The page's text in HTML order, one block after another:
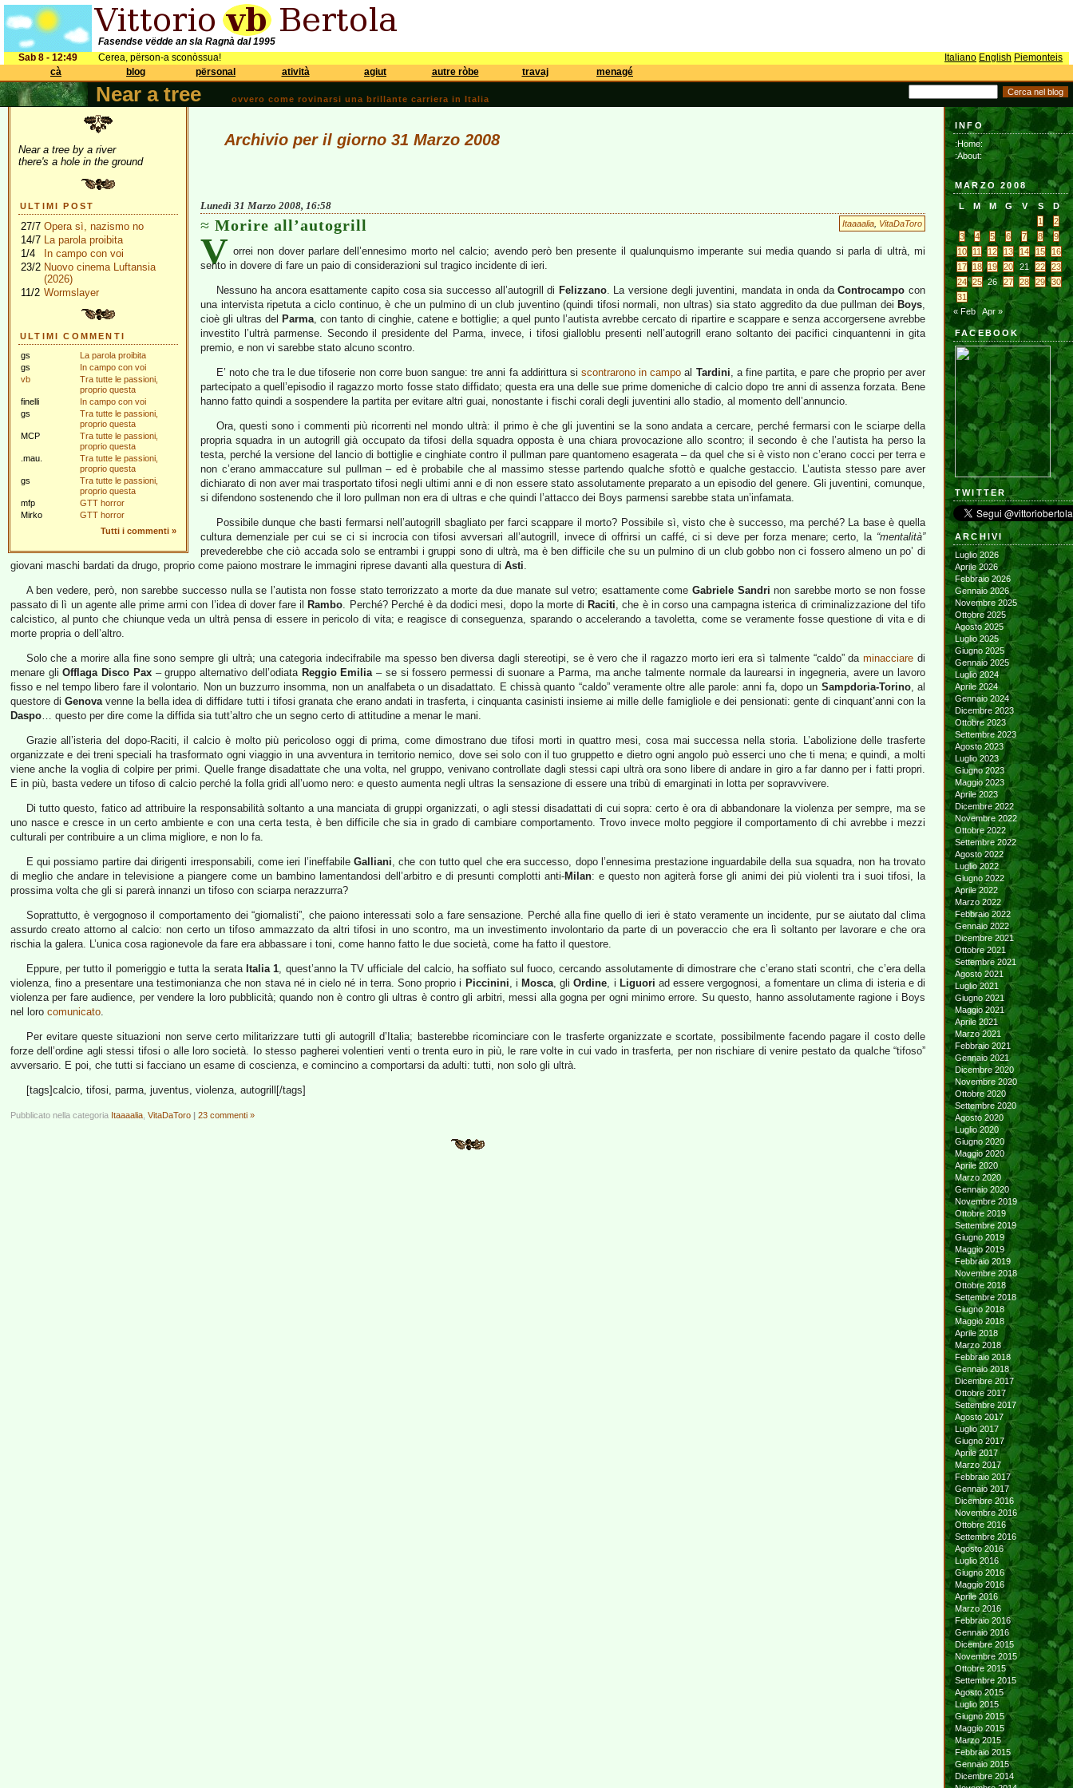
Fasendse vëdde an sla Ragnà dal 1995
Sab 8 - 12:49
Cerea, përson-a sconòssua! Italiano English Piemonteis
cà
blog përsonal atività agiut autre ròbe travaj menagé
Near a tree ovvero come rovinarsi una brillante carriera in Italia
Near a tree by a river
there's a hole in the ground
ULTIMI POST
27/7 Opera sì, nazismo no
14/7 La parola proibita
1/4
In campo con voi
23/2 Nuovo cinema Luftansia
(2026)
11/2 Wormslayer
ULTIMI COMMENTI
gs
La parola proibita
gs
In campo con voi
vb
Tra tutte le passioni,
proprio questa
finelli
In campo con voi
gs
Tra tutte le passioni,
proprio questa
MCP
Tra tutte le passioni,
proprio questa
.mau.
Tra tutte le passioni,
proprio questa
gs
Tra tutte le passioni,
proprio questa
mfp
GTT horror
Mirko
GTT horror
Tutti i commenti »
Archivio per il giorno 31 Marzo 2008
Lunedì 31 Marzo 2008, 16:58
Itaaaalia VitaDaToro
Morire all’autogrill
V orrei non dover parlare dell’ennesimo morto nel calcio; avendo però ben presente il qualunquismo imperante sui media quando si parla di ultrà, mi
sento in dovere di fare un paio di considerazioni sul tragico incidente di ieri.
Nessuno ha ancora esattamente capito cosa sia successo all’autogrill di Felizzano. La versione degli juventini, mandata in onda daControcampo con
una intervista ripetuta a ciclo continuo, è che un pulmino di un club juventino (quindi tifosi normali, non ultras) sia stato aggredito da due pullman dei Boys,
cioè gli ultras del Parma, con tanto di cinghie, catene e bottiglie; a quel punto l’autista avrebbe cercato di ripartire e scappare e senza accorgersene avrebbe
investito l’ultrà parmense. Secondo il presidente del Parma, invece, i tifosi gialloblu presenti nell’autogrill erano soltanto dei pacifici cinquantenni in gita
premio, e non vi sarebbe stato alcuno scontro.
E’ noto che tra le due tifoserie non corre buon sangue: tre anni fa addirittura si scontrarono in campo al Tardini, a fine partita, e pare che proprio per aver
partecipato a quell’episodio il ragazzo morto fosse stato diffidato; questa era una delle sue prime domeniche di calcio dopo tre anni di assenza forzata. Bene
hanno fatto quindi a sospendere la partita per evitare altri guai, nonostante i fischi corali degli juventini allo stadio, al momento dell’annuncio.
Ora, questi sono i commenti più ricorrenti nel mondo ultrà: il primo è che gli juventini se la sono andata a cercare, perché fermarsi con le sciarpe della
propria squadra in un autogrill già occupato da tifosi della squadra opposta è una chiara provocazione allo scontro; il secondo è che l’autista ha perso la
testa, perché la versione del lancio di bottiglie e cinghiate contro il pullman pare quantomeno esagerata – da quel che si è visto non c’erano cocci per terra e
non c’erano ammaccature sul pullman – ed è probabile che al massimo stesse partendo qualche sfottò e qualche gestaccio. L’autista stesso pare aver
dichiarato di non aver mai trasportato tifosi negli ultimi anni e di non essere stato assolutamente preparato a un episodio del genere. Gli juventini, comunque,
si difendono sostenendo che il loro pullman non era di ultras e che quindi l’attacco dei Boys parmensi sarebbe stata un’infamata.
Possibile dunque che basti fermarsi nell’autogrill sbagliato per farci scappare il morto? Possibile sì, visto che è successo, ma perché? La base è quella
cultura demenziale per cui se ci si incrocia con tifosi avversari all’autogrill, invece di offrirsi un caffé, ci si deve per forza menare; certo, la “mentalità”
prevederebbe che ciò accada solo se entrambi i gruppi sono di ultrà, ma è ben difficile che su un pulmino di un club gobbo non ci fossero almeno un po’ di
giovani maschi bardati da drugo, proprio come paiono mostrare le immagini riprese davanti alla questura di Asti.
A ben vedere, però, non sarebbe successo nulla se l’autista non fosse stato terrorizzato a morte da due manate sul vetro; esattamente come Gabriele Sandri non sarebbe morto se non fosse
passato di lì un agente alle prime armi con l’idea di dover fare il
Rambo. Perché? Perché è da dodici mesi, dopo la morte di Raciti, che è in corso una campagna isterica di criminalizzazione del tifo
calcistico, al punto che chiunque veda un ultrà pensa di essere in pericolo di vita; e reagisce di conseguenza, sparando o accelerando a tavoletta, come se veramente fosse questione di vita e di
morte propria o dell’altro.
Solo che a morire alla fine sono sempre gli ultrà; una categoria indecifrabile ma spesso ben diversa dagli stereotipi, se è vero che il ragazzo morto ieri era sì talmente “caldo” daminacciare di
menare gliOfflaga Disco Pax– gruppo alternativo dell’odiata Reggio Emilia– se si fossero permessi di suonare a Parma, ma anche talmente normale da laurearsi in ingegneria, avere un lavoro
fisso e nel tempo libero fare il volontario. Non un buzzurro insomma, non un analfabeta o un disadattato. E chissà quanto “caldo” veramente oltre alle parole: anni fa, dopo un Sampdoria-Torino, al
questore diGenovavenne la bella idea di diffidare tutti i tifosi granata che erano andati in trasferta, i cinquanta casinisti insieme ai mille delle famigliole e dei pensionati: gente di cinquant’anni con la
Daspo… questo per dire come la diffida sia tutt’altro che un segno certo di attitudine a menar le mani.
Grazie all’isteria del dopo-Raciti, il calcio è molto più pericoloso oggi di prima, come dimostrano due tifosi morti in quattro mesi, cosa mai successa nella storia. L’abolizione delle trasferte
organizzate e dei treni speciali ha trasformato ogni viaggio in una avventura in territorio nemico, dove sei solo con il tuo gruppetto e dietro ogni angolo può esserci uno che ti mena; e quindi, a molti
viene anche la voglia di colpire per primi. Quelle frange disadattate che una volta, nel gruppo, venivano controllate dagli stessi capi ultrà ora sono libere di andare in giro a far danno per i fatti propri.
E in più, basta vedere un tifoso di calcio perché la folla gridi all’uomo nero: e questo aumenta negli ultras la sensazione di essere una tribù di emarginati in lotta per sopravvivere.
Di tutto questo, fatico ad attribuire la responsabilità soltanto a una manciata di gruppi organizzati, o agli stessi disadattati di cui sopra: certo è ora di abbandonare la violenza per sempre, ma se
uno nasce e cresce in un certo ambiente e con una certa testa, è ben difficile che sia in grado di cambiare comportamento. Trovo invece molto peggiore il comportamento di chi avrebbe i mezzi
culturali per contribuire a un clima migliore, e non lo fa.
E qui possiamo partire dai dirigenti irresponsabili, come ieri l’ineffabileGalliani, che con tutto quel che era successo, dopo l’ennesima prestazione inguardabile della sua squadra, non ha trovato
di meglio che andare in televisione a piangere come un bambino lamentandosi dell’arbitro e di presunti complotti anti-Milan: e questo non agiterà forse gli animi dei più violenti tra i suoi tifosi, la
prossima volta che gli si parerà innanzi un tifoso con sciarpa nerazzurra?
Soprattutto, è vergognoso il comportamento dei “giornalisti”, che paiono interessati solo a fare sensazione. Perché alla fine quello di ieri è stato veramente un incidente, pur se aiutato dal clima
assurdo creato attorno al calcio: non certo un tifoso ammazzato da altri tifosi in uno scontro, ma un investimento involontario da parte di un poveraccio che era lì soltanto per lavorare e che ora
rischia la galera. L’unica cosa ragionevole da fare era abbassare i toni, come hanno fatto le due società, come ha fatto il questore.
Eppure, per tutto il pomeriggio e tutta la serata Italia 1, quest’anno la TV ufficiale del calcio, ha soffiato sul fuoco, cercando assolutamente di dimostrare che c’erano stati scontri, che c’era della
violenza, fino a presentare una testimonianza che non stava né in cielo né in terra. Sono proprio i Piccinini, i Mosca, gliOrdine, i Liguori ad essere vergognosi, a fomentare un clima di isteria e di
violenza per fare audience, per vendere la loro pubblicità; quando non è contro gli ultras è contro gli arbitri, messi alla gogna per ogni minimo errore. Su questo, hanno assolutamente ragione i Boys
nel loro comunicato.
Per evitare queste situazioni non serve certo militarizzare tutti gli autogrill d’Italia; basterebbe ricominciare con le trasferte organizzate e scortate, possibilmente facendo pagare il costo delle
forze dell’ordine agli stessi tifosi o alle loro società. Io stesso pagherei volentieri venti o trenta euro in più, le rare volte in cui vado in trasferta, per non rischiare di venire pestato da qualche “tifoso”
avversario. E poi, che tutti si facciano un esame di coscienza, e comincino a comportarsi da adulti: tutti, non solo gli ultrà.
[tags]calcio, tifosi, parma, juventus, violenza, autogrill[/tags]
Pubblicato nella categoria Itaaaalia VitaDaToro | 23 commenti »
INFO
:Home:
:About:
MARZO 2008
L M M G V S
D
1
2
3
4 5 6 7 8
9
10
11 12 13 14 15
16
17
18 19 20 21 22
23
24
25 26 27 28 29
30
31
« Feb
Apr »
FACEBOOK
TWITTER
ARCHIVI
Luglio 2026
Aprile 2026
Febbraio 2026
Gennaio 2026
Novembre 2025
Ottobre 2025
Agosto 2025
Luglio 2025
Giugno 2025
Gennaio 2025
Luglio 2024
Aprile 2024
Gennaio 2024
Dicembre 2023
Ottobre 2023
Settembre 2023
Agosto 2023
Luglio 2023
Giugno 2023
Maggio 2023
Aprile 2023
Dicembre 2022
Novembre 2022
Ottobre 2022
Settembre 2022
Agosto 2022
Luglio 2022
Giugno 2022
Aprile 2022
Marzo 2022
Febbraio 2022
Gennaio 2022
Dicembre 2021
Ottobre 2021
Settembre 2021
Agosto 2021
Luglio 2021
Giugno 2021
Maggio 2021
Aprile 2021
Marzo 2021
Febbraio 2021
Gennaio 2021
Dicembre 2020
Novembre 2020
Ottobre 2020
Settembre 2020
Agosto 2020
Luglio 2020
Giugno 2020
Maggio 2020
Aprile 2020
Marzo 2020
Gennaio 2020
Novembre 2019
Ottobre 2019
Settembre 2019
Giugno 2019
Maggio 2019
Febbraio 2019
Novembre 2018
Ottobre 2018
Settembre 2018
Giugno 2018
Maggio 2018
Aprile 2018
Marzo 2018
Febbraio 2018
Gennaio 2018
Dicembre 2017
Ottobre 2017
Settembre 2017
Agosto 2017
Luglio 2017
Giugno 2017
Aprile 2017
Marzo 2017
Febbraio 2017
Gennaio 2017
Dicembre 2016
Novembre 2016
Ottobre 2016
Settembre 2016
Agosto 2016
Luglio 2016
Giugno 2016
Maggio 2016
Aprile 2016
Marzo 2016
Febbraio 2016
Gennaio 2016
Dicembre 2015
Novembre 2015
Ottobre 2015
Settembre 2015
Agosto 2015
Luglio 2015
Giugno 2015
Maggio 2015
Marzo 2015
Febbraio 2015
Gennaio 2015
Dicembre 2014